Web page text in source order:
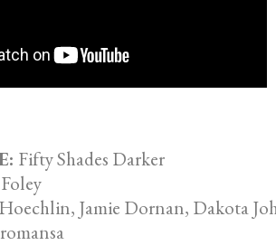
Fifty Shades Darker
Jamie Dornan, Dakota